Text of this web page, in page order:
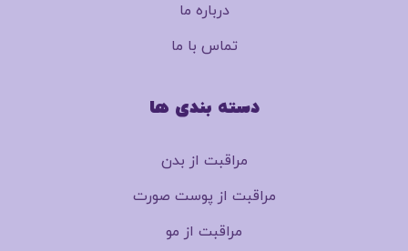
درباره ما
تماس با ما
دسته بندی ها
مراقبت از بدن
مراقبت از پوست صورت
مراقبت از مو